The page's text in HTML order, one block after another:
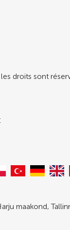
droits sont
maakond,